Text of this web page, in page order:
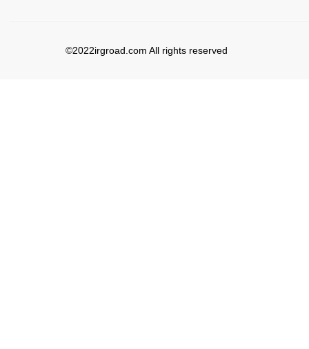
©2022irgroad.com All rights reserved